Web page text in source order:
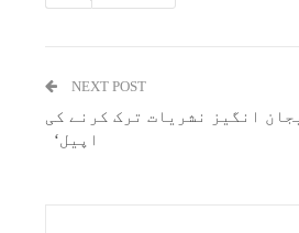
NEXT POST
انگیز نشریات ترک کرنے کی
اپیل‘